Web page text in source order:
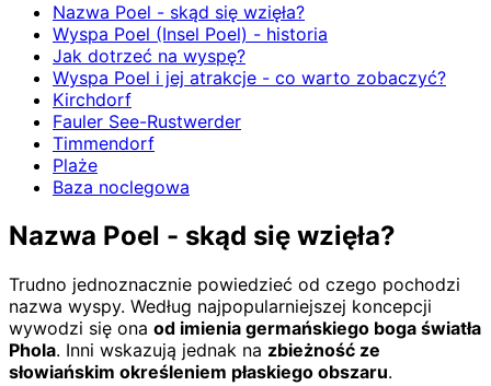
Nazwa Poel - skąd się wzięła?
Wyspa Poel (Insel Poel) - historia
Jak dotrzeć na wyspę?
Wyspa Poel i jej atrakcje - co warto zobaczyć?
Kirchdorf
Fauler See-Rustwerder
Timmendorf
Plaże
Baza noclegowa
Nazwa Poel - skąd się wzięła?
Trudno jednoznacznie powiedzieć od czego pochodzi
nazwa wyspy. Według najpopularniejszej koncepcji
wywodzi się ona od imienia germańskiego boga światła
Phola. Inni wskazują jednak na zbieżność ze
słowiańskim określeniem płaskiego obszaru.